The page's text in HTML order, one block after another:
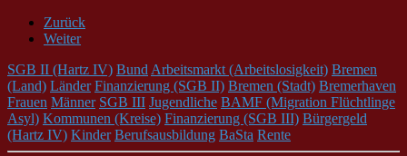
Zurück
Weiter
SGB II (Hartz IV) Bund Arbeitsmarkt (Arbeitslosigkeit) Bremen
(Land) Länder Finanzierung (SGB II) Bremen (Stadt) Bremerhaven
Frauen Männer SGB III Jugendliche BAMF (Migration Flüchtlinge
Asyl) Kommunen (Kreise) Finanzierung (SGB III) Bürgergeld
(Hartz IV) Kinder Berufsausbildung BaSta Rente